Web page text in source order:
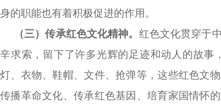
身的职能也有着积极促进的作用。
（三）传承红色文化精神。 红色文化贯穿于
辛求索，留下了许多光辉的足迹和动人的故
灯、衣物、鞋帽、文件、抢弹等，这些红色文
传播革命文化、传承红色基因、培育家国情怀